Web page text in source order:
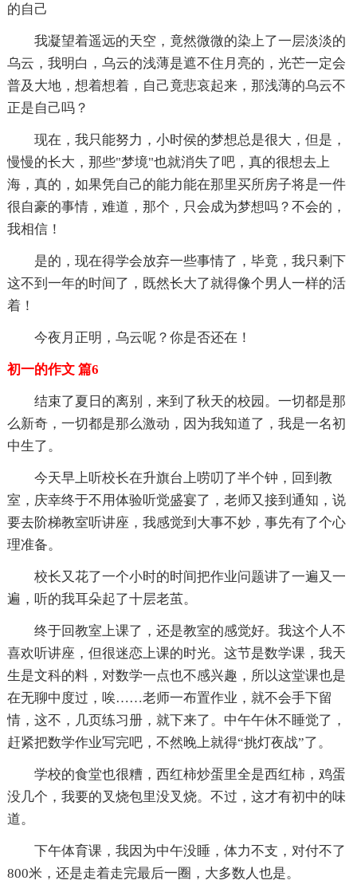
的自己
我凝望着遥远的天空，竟然微微的染上了一层淡淡的
乌云，我明白，乌云的浅薄是遮不住月亮的，光芒一定会
普及大地，想着想着，自己竟悲哀起来，那浅薄的乌云不
正是自己吗？
现在，我只能努力，小时侯的梦想总是很大，但是，
慢慢的长大，那些"梦境"也就消失了吧，真的很想去上
海，真的，如果凭自己的能力能在那里买所房子将是一件
很自豪的事情，难道，那个，只会成为梦想吗？不会的，
我相信！
是的，现在得学会放弃一些事情了，毕竟，我只剩下
这不到一年的时间了，既然长大了就得像个男人一样的活
着！
今夜月正明，乌云呢？你是否还在！
初一的作文 篇6
结束了夏日的离别，来到了秋天的校园。一切都是那
么新奇，一切都是那么激动，因为我知道了，我是一名初
中生了。
今天早上听校长在升旗台上唠叨了半个钟，回到教
室，庆幸终于不用体验听觉盛宴了，老师又接到通知，说
要去阶梯教室听讲座，我感觉到大事不妙，事先有了个心
理准备。
校长又花了一个小时的时间把作业问题讲了一遍又一
遍，听的我耳朵起了十层老茧。
终于回教室上课了，还是教室的感觉好。我这个人不
喜欢听讲座，但很迷恋上课的时光。这节是数学课，我天
生是文科的料，对数学一点也不感兴趣，所以这堂课也是
在无聊中度过，唉……老师一布置作业，就不会手下留
情，这不，几页练习册，就下来了。中午午休不睡觉了，
赶紧把数学作业写完吧，不然晚上就得“挑灯夜战”了。
学校的食堂也很糟，西红柿炒蛋里全是西红柿，鸡蛋
没几个，我要的叉烧包里没叉烧。不过，这才有初中的味
道。
下午体育课，我因为中午没睡，体力不支，对付不了
800米，还是走着走完最后一圈，大多数人也是。